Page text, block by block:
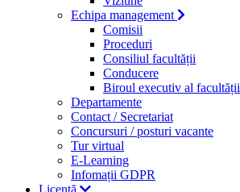
Echipa management
Comisii
Proceduri
Consiliul facultății
Conducere
Biroul executiv al facultății
Departamente
Contact / Secretariat
Concursuri / posturi vacante
Tur virtual
E-Learning
Infomații GDPR
Licență